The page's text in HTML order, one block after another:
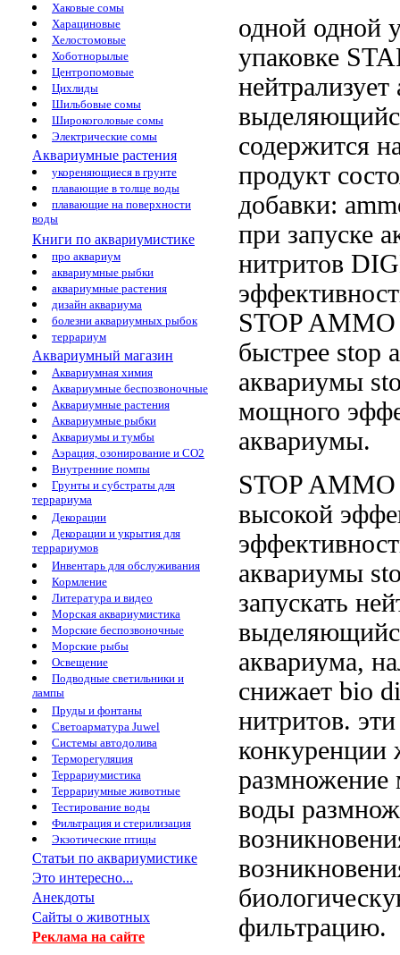
Хаковые сомы
Харациновые
Хелостомовые
Хоботнорылые
Центропомовые
Цихлиды
Шильбовые сомы
Широкоголовые сомы
Электрические сомы
Аквариумные растения
укореняющиеся в грунте
плавающие в толще воды
плавающие на поверхности
воды
Книги по аквариумистике
про аквариум
аквариумные рыбки
аквариумные растения
дизайн аквариума
болезни аквариумных рыбок
террариум
Аквариумный магазин
Аквариумная химия
Аквариумные беспозвоночные
Аквариумные растения
Аквариумные рыбки
Аквариумы и тумбы
Аэрация, озонирование и CO2
Внутренние помпы
Грунты и субстраты для
террариума
Декорации
Декорации и укрытия для
террариумов
Инвентарь для обслуживания
Кормление
Литература и видео
Морская аквариумистика
Морские беспозвоночные
Морские рыбы
Освещение
Подводные светильники и
лампы
Пруды и фонтаны
Светоарматура Juwel
Системы автодолива
Терморегуляция
Террариумистика
Террариумные животные
Тестирование воды
Фильтрация и стерилизация
Экзотические птицы
Статьи по аквариумистике
Это интересно...
Анекдоты
Сайты о животных
Реклама на сайте
одной одной
упаковке
содержится
продукт
добавки:
при запуске
нитритов
STOP
быстрее stop
аквариумы
мощного
аквариумы.
STOP
высокой
аквариумы
запускать
аквариума,
снижает bio
нитритов.
конкуренции
размножение
воды
фильтрацию.